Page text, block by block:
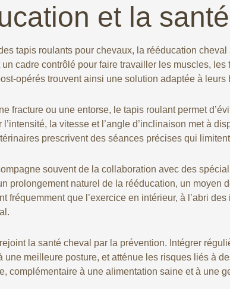
et la
tapis roulants pour chevaux, la rééducation
cadre contrôlé pour faire travailler les muscles,
opérés trouvent ainsi une solution adaptée à leurs
fracture ou une entorse, le tapis roulant permet
la vitesse et l’angle d’inclinaison met à
prescrivent des séances précises qui
souvent de la collaboration avec des
prolongement naturel de la rééducation, un moyen
fréquemment que l’exercice en intérieur, à l’abri
la santé cheval par la prévention. Intégrer
une meilleure posture, et atténue les risques liés à
complémentaire à une alimentation saine et à une